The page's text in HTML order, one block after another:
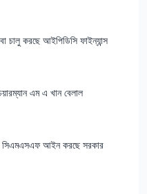
চালু করছে আইপিডিসি ফাইন্যান্স
এম এ খান বেলাল
সিএমএসএফ আইন করছে সরকার